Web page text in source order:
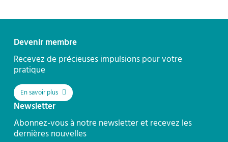
ContactDevenir membre
Recevez de précieuses impulsions pour votre
pratique
En savoir plus
Newsletter
Abonnez-vous à notre newsletter et recevez les
dernières nouvelles